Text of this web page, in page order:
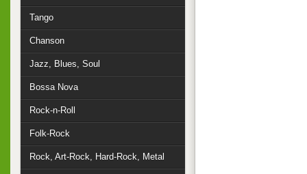
Tango
Chanson
Jazz, Blues, Soul
Bossa Nova
Rock-n-Roll
Folk-Rock
Rock, Art-Rock, Hard-Rock, Metal